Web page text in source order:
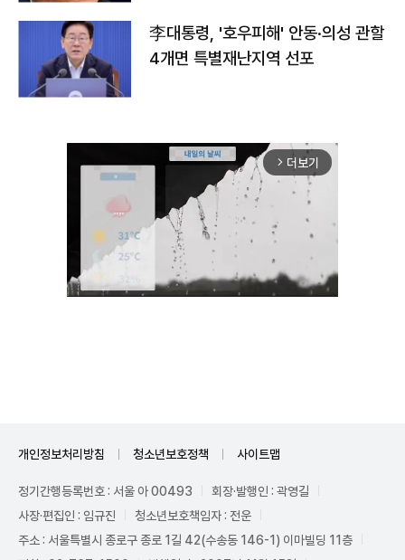
李대통령, '호우피해' 안동·의성 관할
4개면 특별재난지역 선포
arrow_forward_ios 더보기
개인정보처리방침 청소년보호정책 사이트맵
정기간행등록번호 : 서울 아 00493
회장·발행인 : 곽영길
사장·편집인 : 임규진
청소년보호책임자 : 전운
주소 : 서울특별시 종로구 종로 1길 42(수송동 146-1) 이마빌딩 11층